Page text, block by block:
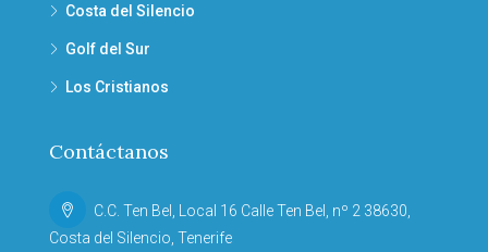
Costa del Silencio
Golf del Sur
Los Cristianos
Contáctanos
C.C. Ten Bel, Local 16 Calle Ten Bel, nº 2 38630,
Costa del Silencio, Tenerife